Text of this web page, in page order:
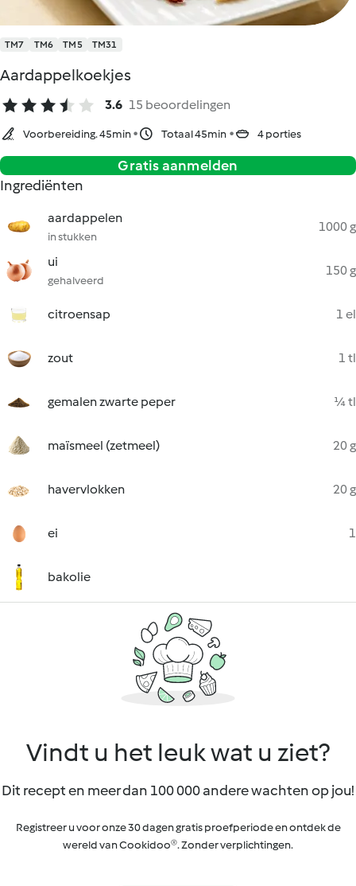
TM7 TM6 TM5 TM31
Aardappelkoekjes
3.6 15 beoordelingen
Voorbereiding. 45min Totaal 45min 4 porties
Gratis aanmelden
Ingrediënten
aardappelen
in stukken
1000 g
ui
gehalveerd
150 g
citroensap 1 el
zout 1 tl
gemalen zwarte peper ¼ tl
maïsmeel (zetmeel) 20 g
havervlokken 20 g
ei 1
bakolie
Vindt u het leuk wat u ziet?
Dit recept en meer dan 100 000 andere wachten op jou!
Registreer u voor onze 30 dagen gratis proefperiode en ontdek de
wereld van Cookidoo®. Zonder verplichtingen.